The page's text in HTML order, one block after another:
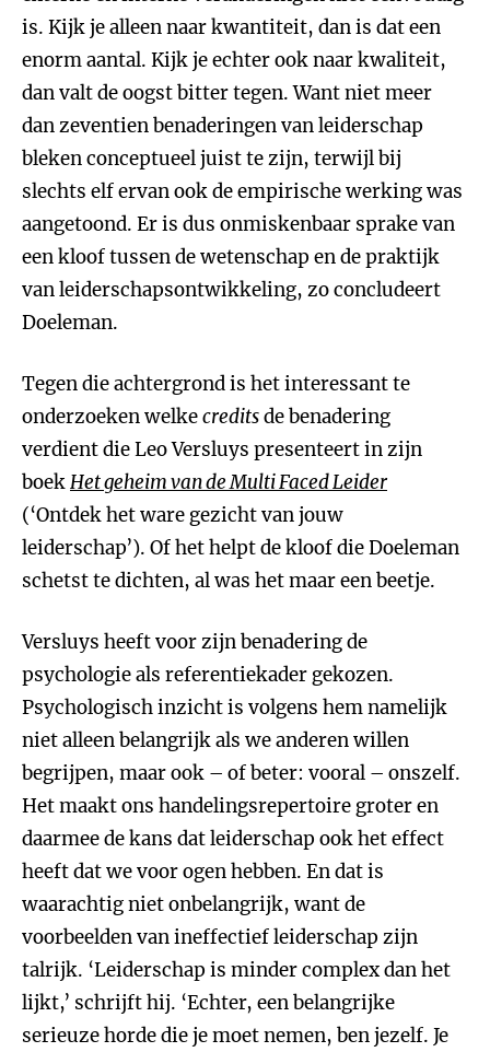
is. Kijk je alleen naar kwantiteit, dan is dat een
enorm aantal. Kijk je echter ook naar kwaliteit,
dan valt de oogst bitter tegen. Want niet meer
dan zeventien benaderingen van leiderschap
bleken conceptueel juist te zijn, terwijl bij
slechts elf ervan ook de empirische werking was
aangetoond. Er is dus onmiskenbaar sprake van
een kloof tussen de wetenschap en de praktijk
van leiderschapsontwikkeling, zo concludeert
Doeleman.
Tegen die achtergrond is het interessant te
onderzoeken welkecreditsde benadering
verdient die Leo Versluys presenteert in zijn
boekHet geheim van de Multi Faced Leider
(‘Ontdek het ware gezicht van jouw
leiderschap’). Of het helpt de kloof die Doeleman
schetst te dichten, al was het maar een beetje.
Versluys heeft voor zijn benadering de
psychologie als referentiekader gekozen.
Psychologisch inzicht is volgens hem namelijk
niet alleen belangrijk als we anderen willen
begrijpen, maar ook – of beter: vooral – onszelf.
Het maakt ons handelingsrepertoire groter en
daarmee de kans dat leiderschap ook het effect
heeft dat we voor ogen hebben. En dat is
waarachtig niet onbelangrijk, want de
voorbeelden van ineffectief leiderschap zijn
talrijk. ‘Leiderschap is minder complex dan het
lijkt,’ schrijft hij. ‘Echter, een belangrijke
serieuze horde die je moet nemen, ben jezelf. Je